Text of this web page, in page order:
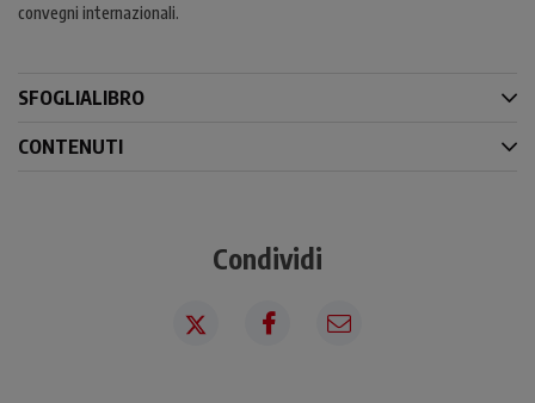
convegni internazionali.
SFOGLIALIBRO
CONTENUTI
Condividi